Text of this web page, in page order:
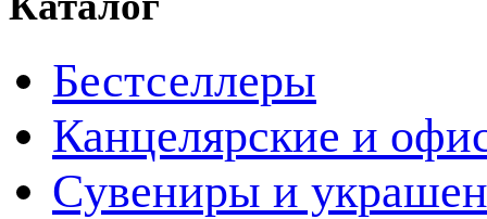
Бестселлеры
Канцелярские и
Cувениры и